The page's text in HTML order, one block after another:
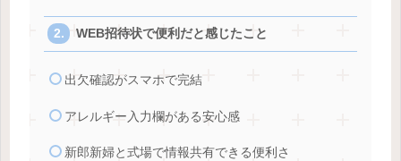
WEB招待状で便利だと感じたこと
出欠確認がスマホで完結
アレルギー入力欄がある安心感
新郎新婦と式場で情報共有できる便利さ